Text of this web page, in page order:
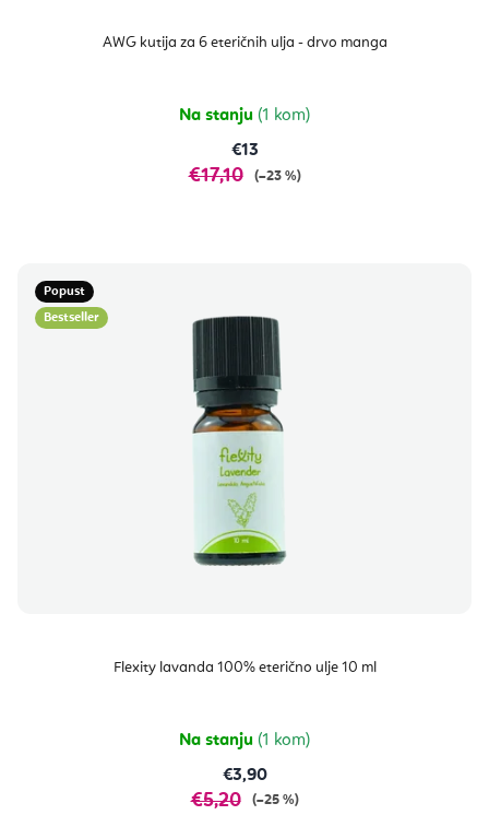
AWG kutija za 6 eteričnih ulja - drvo manga
Na stanju (1 kom)
€13
€17,10 (–23 %)
Popust
Bestseller
Flexity lavanda 100% eterično ulje 10 ml
Na stanju (1 kom)
€3,90
€5,20
(–25 %)